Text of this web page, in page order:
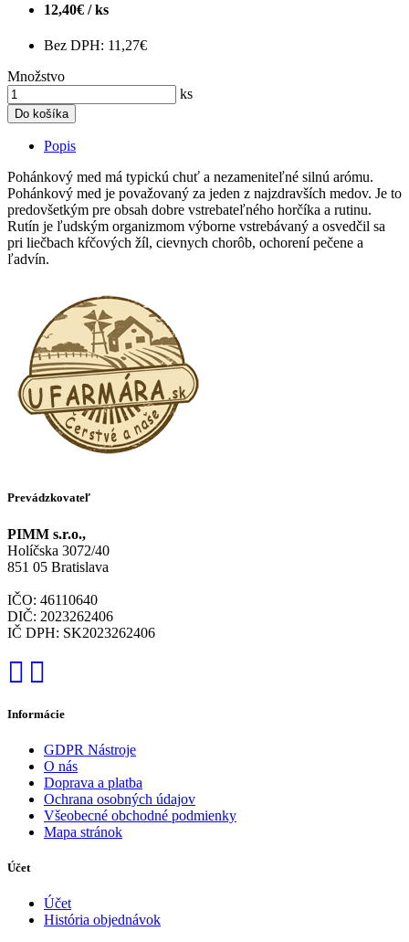
12,40€ / ks
Bez DPH: 11,27€
Množstvo
ks
Do košíka
Popis
Pohánkový med má typickú chuť a nezameniteľné silnú arómu.
Pohánkový med je považovaný za jeden z najzdravších medov. Je to
predovšetkým pre obsah dobre vstrebateľného horčíka a rutinu.
Rutín je ľudským organizmom výborne vstrebávaný a osvedčil sa
pri liečbach kŕčových žíl, cievnych chorôb, ochorení pečene a
ľadvín.
Prevádzkovateľ
PIMM s.r.o.,
Holíčska 3072/40
851 05 Bratislava
IČO: 46110640
DIČ: 2023262406
IČ DPH: SK2023262406
Informácie
GDPR Nástroje
O nás
Doprava a platba
Ochrana osobných údajov
Všeobecné obchodné podmienky
Mapa stránok
Účet
Účet
História objednávok